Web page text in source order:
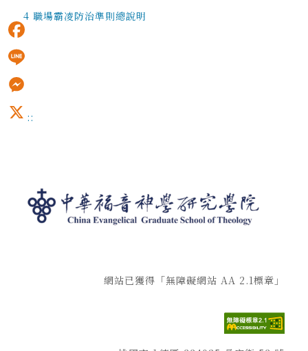
4 職場霸凌防治準則總說明
:::
網站已獲得「無障礙網站 AA 2.1標章」
Facebook
Line
Messenger